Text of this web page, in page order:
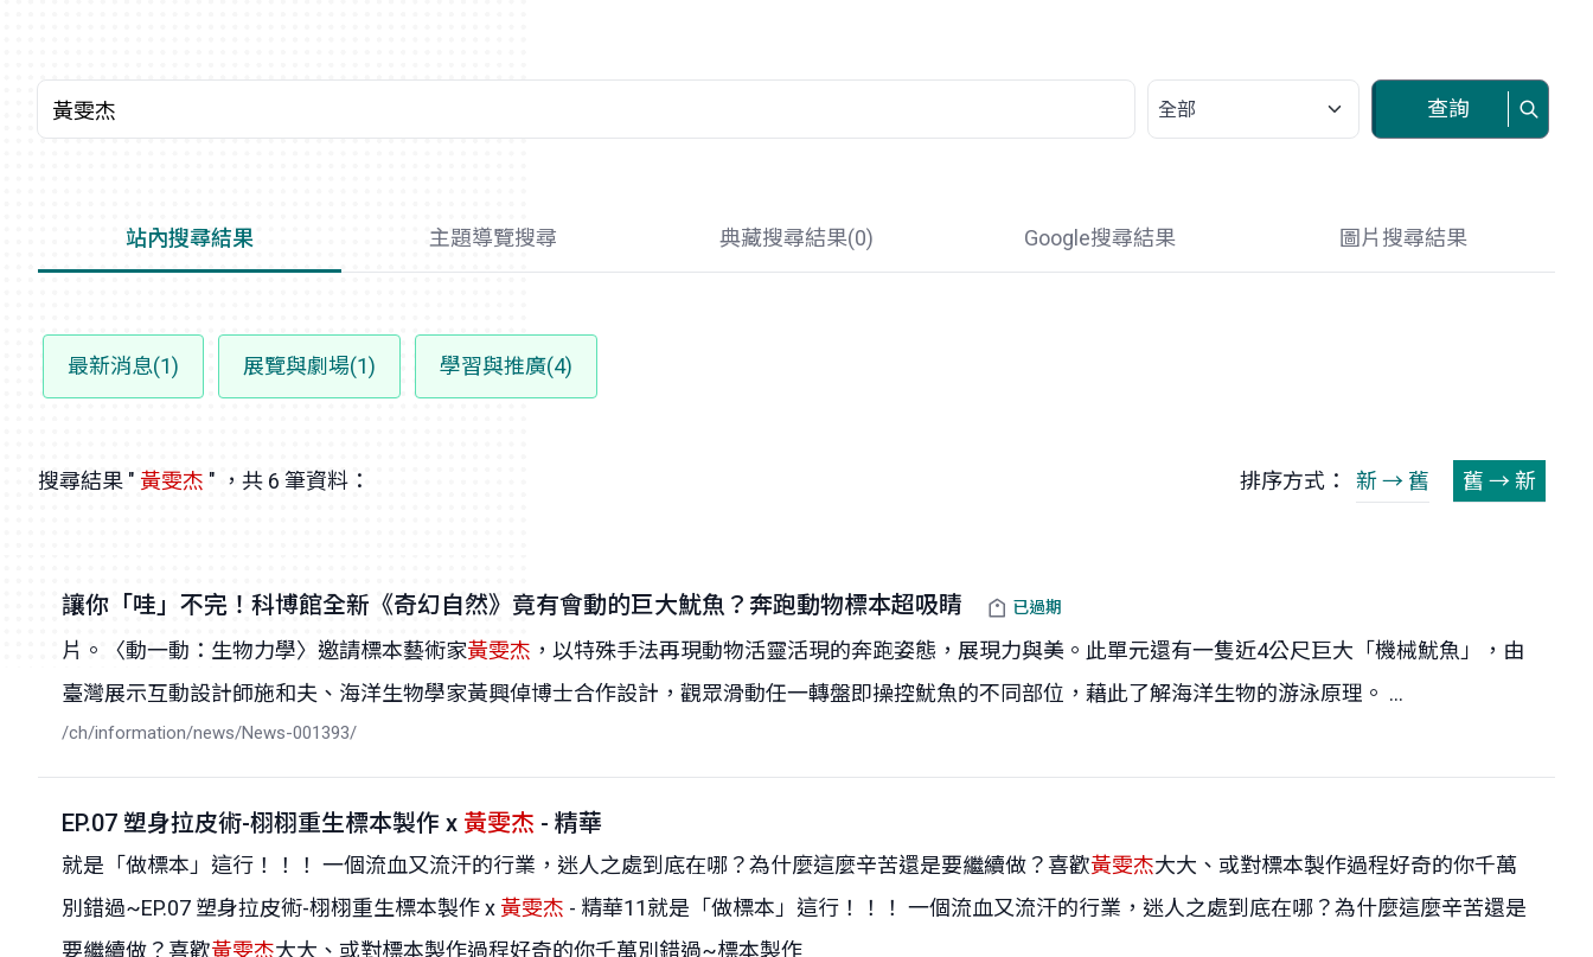
關鍵字
請選擇類別
查詢
站內搜尋結果 主題導覽搜尋 典藏搜尋結果(0) Google搜尋結果 圖片搜尋結果
最新消息(1) 展覽與劇場(1) 學習與推廣(4)
搜尋結果 " 黃雯杰 " ，共 6 筆資料： 排序方式： 新 → 舊 舊 → 新
讓你「哇」不完！科博館全新《奇幻自然》竟有會動的巨大魷魚？奔跑動物標本超吸睛 已過期
片。〈動一動：生物力學〉邀請標本藝術家黃雯杰 ，以特殊手法再現動物活靈活現的奔跑姿態，展現力與美。此單元還有一隻近4公尺巨大「機械魷魚」，由
臺灣展示互動設計師施和夫、海洋生物學家黃興倬博士合作設計，觀眾滑動任一轉盤即操控魷魚的不同部位，藉此了解海洋生物的游泳原理。 ...
/ch/information/news/News-001393/
EP.07 塑身拉皮術-栩栩重生標本製作 x 黃雯杰 - 精華
就是「做標本」這行！！！ 一個流血又流汗的行業，迷人之處到底在哪？為什麼這麼辛苦還是要繼續做？喜歡黃雯杰大大、或對標本製作過程好奇的你千萬
別錯過~EP.07 塑身拉皮術-栩栩重生標本製作 x 黃雯杰 - 精華11就是「做標本」這行！！！ 一個流血又流汗的行業，迷人之處到底在哪？為什麼這麼辛苦還是
要繼續做？喜歡黃雯杰大大、或對標本製作過程好奇的你千萬別錯過~標本製作